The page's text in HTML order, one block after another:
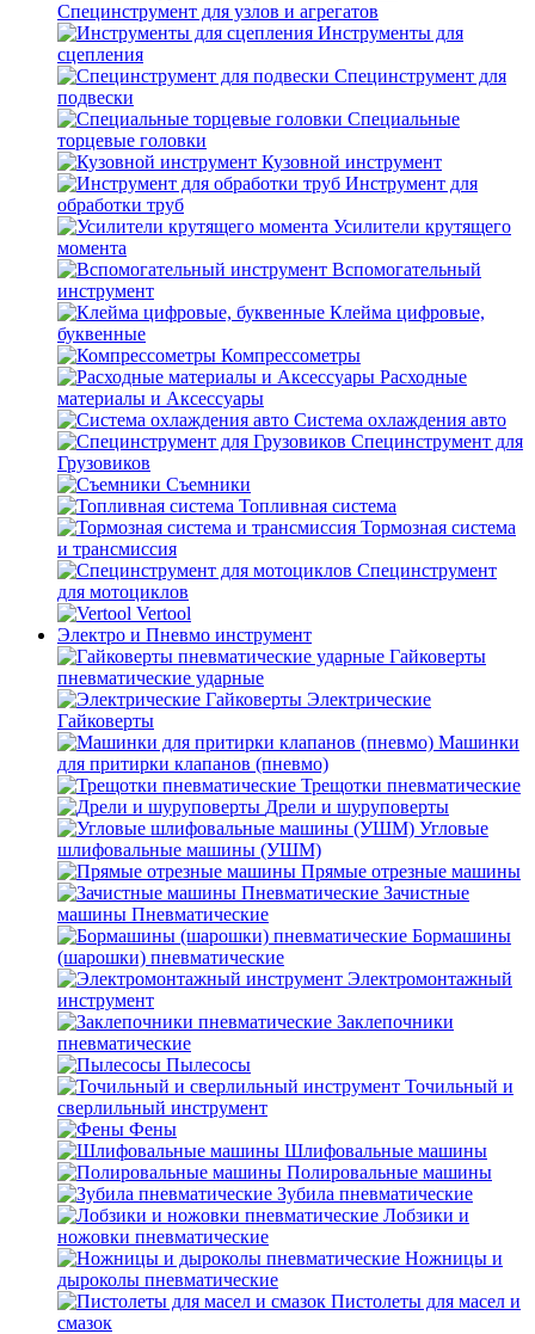
Специнструмент для узлов и агрегатов
Инструменты для
сцепления
Специнструмент для
подвески
Специальные
торцевые головки
Кузовной инструмент
Инструмент для
обработки труб
Усилители крутящего
момента
Вспомогательный
инструмент
Клейма цифровые,
буквенные
Компрессометры
Расходные
материалы и Аксессуары
Система охлаждения авто
Специнструмент для
Грузовиков
Съемники
Топливная система
Тормозная система
и трансмиссия
Специнструмент
для мотоциклов
Vertool
Электро и Пневмо инструмент
Гайковерты
пневматические ударные
Электрические
Гайковерты
Машинки
для притирки клапанов (пневмо)
Трещотки пневматические
Дрели и шуруповерты
Угловые
шлифовальные машины (УШМ)
Прямые отрезные машины
Зачистные
машины Пневматические
Бормашины
(шарошки) пневматические
Электромонтажный
инструмент
Заклепочники
пневматические
Пылесосы
Точильный и
сверлильный инструмент
Фены
Шлифовальные машины
Полировальные машины
Зубила пневматические
Лобзики и
ножовки пневматические
Ножницы и
дыроколы пневматические
Пистолеты для масел и
смазок